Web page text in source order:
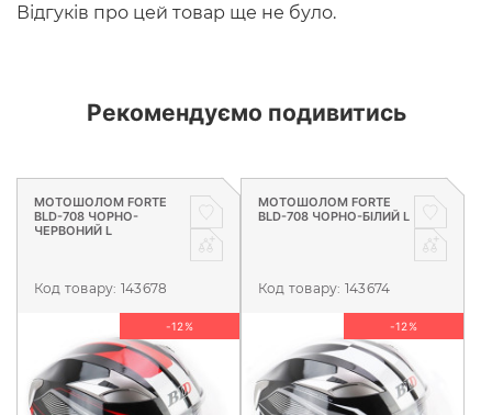
Відгуків про цей товар ще не було.
Рекомендуємо подивитись
МОТОШОЛОМ FORTE
BLD-708 ЧОРНО-
ЧЕРВОНИЙ L
Код товару: 143678
-12%
МОТОШОЛОМ FORTE
BLD-708 ЧОРНО-БІЛИЙ L
Код товару: 143674
-12%